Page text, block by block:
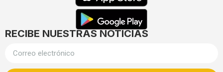
RECIBE NUESTRAS NOTICIAS